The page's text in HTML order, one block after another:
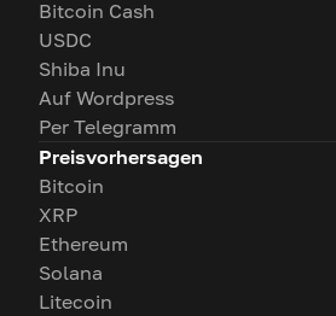
Bitcoin Cash
USDC
Shiba Inu
Auf Wordpress
Per Telegramm
Preisvorhersagen
Bitcoin
XRP
Ethereum
Solana
Litecoin